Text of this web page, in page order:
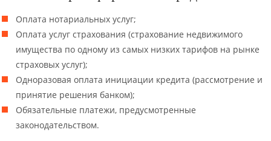
Оплата нотариальных услуг;
Оплата услуг страхования (страхование недвижимого
имущества по одному из самых низких тарифов на рынке
страховых услуг);
Одноразовая оплата инициации кредита (рассмотрение и
принятие решения банком);
Обязательные платежи, предусмотренные
законодательством.